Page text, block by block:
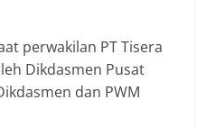
perwakilan PT Tisera
Dikdasmen Pusat
dan PWM